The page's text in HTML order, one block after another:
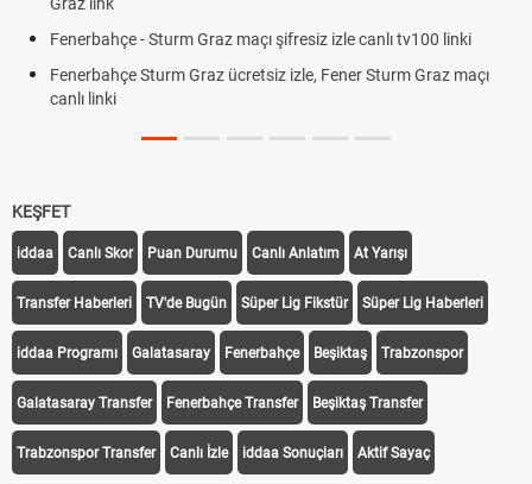
Fenerbahçe - Sturm Graz maçı şifresiz izle canlı tv100 linki
Fenerbahçe Sturm Graz ücretsiz izle, Fener Sturm Graz maçı
canlı linki
KEŞFET
iddaa Canlı Skor Puan Durumu Canlı Anlatım At Yarışı
Transfer Haberleri TV'de Bugün Süper Lig Fikstür Süper Lig Haberleri
iddaa Programı Galatasaray Fenerbahçe Beşiktaş Trabzonspor
Galatasaray Transfer Fenerbahçe Transfer Beşiktaş Transfer
Trabzonspor Transfer Canlı İzle iddaa Sonuçları Aktif Sayaç